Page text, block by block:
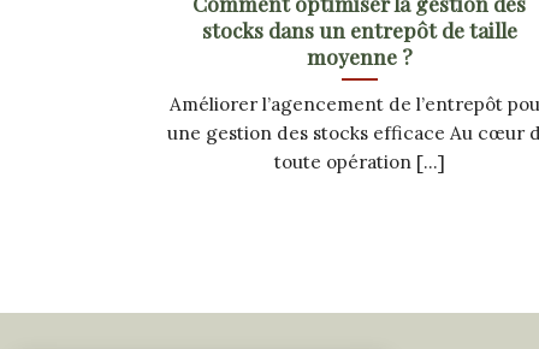
stocks dans un entrepôt de taille
moyenne ?
Améliorer l’agencement de l’entrepôt
une gestion des stocks efficace Au cœur
toute opération [...]